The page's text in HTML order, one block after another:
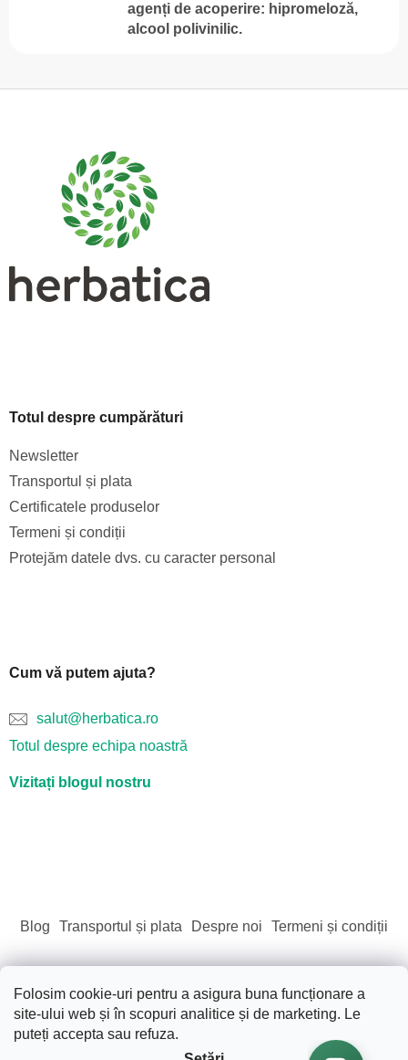
Folosim cookie-uri pentru a asigura buna funcționare a
site-ului web și în scopuri analitice și de marketing. Le
puteți accepta sau refuza.
agenți de acoperire: hipromeloză,
alcool polivinilic.
Totul despre cumpărături
Newsletter
Transportul și plata
Certificatele produselor
Termeni și condiții
Protejăm datele dvs. cu caracter personal
Cum vă putem ajuta?
salut@herbatica.ro
Totul despre echipa noastră
Vizitați blogul nostru
Blog Transportul și plata Despre noi Termeni și condiții
Creat de Shoptet